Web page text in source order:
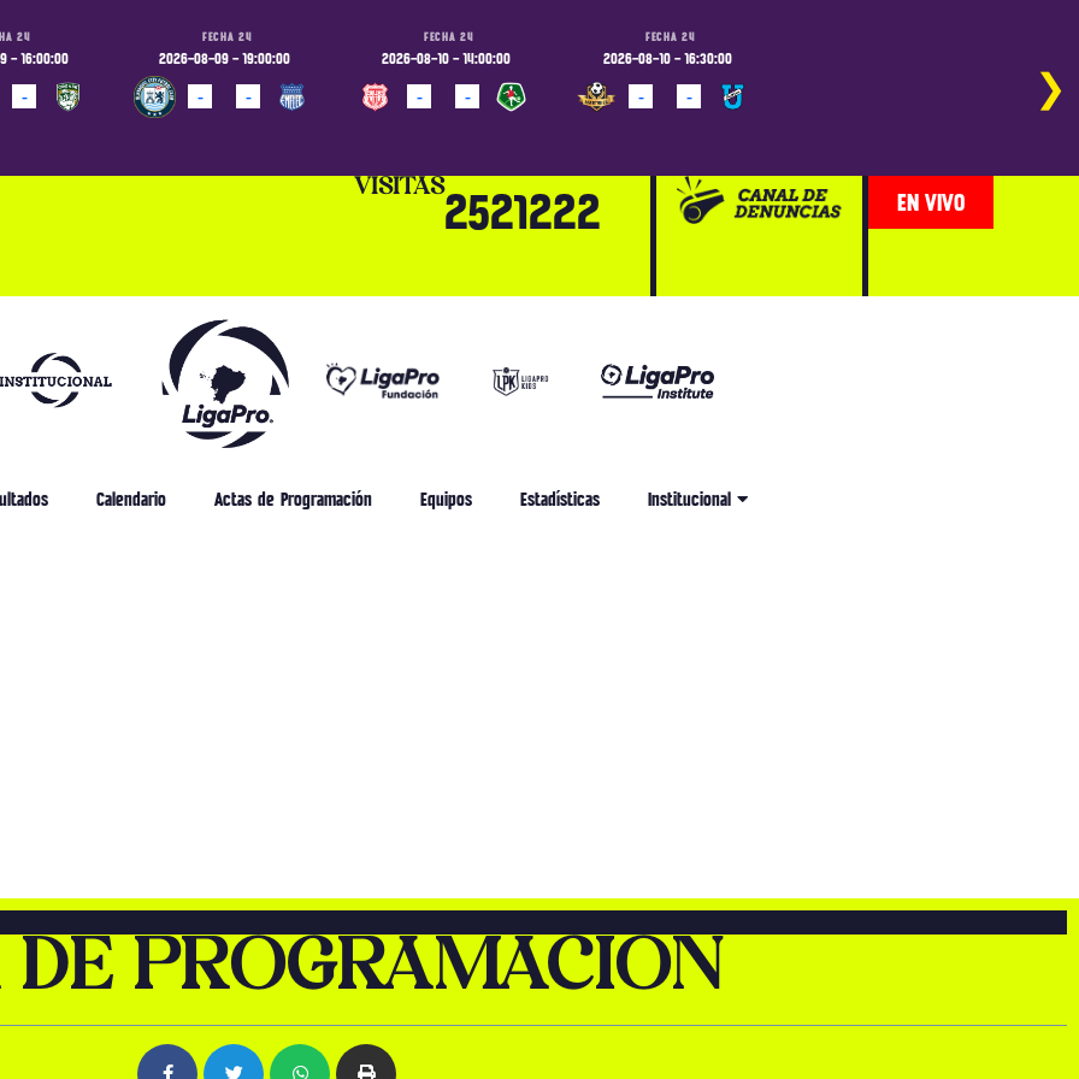
24
- 16:00:00
-
FECHA 24
2026-08-09 - 19:00:00
-
-
FECHA 24
2026-08-10 - 14:00:00
-
-
FECHA 24
2026-08-10 - 16:30:00
-
- ❯
VISITAS2521222 EN VIVO
Calendario Actas de Programación Equipos Estadísticas Institucional
DE PROGRAMACIÓN